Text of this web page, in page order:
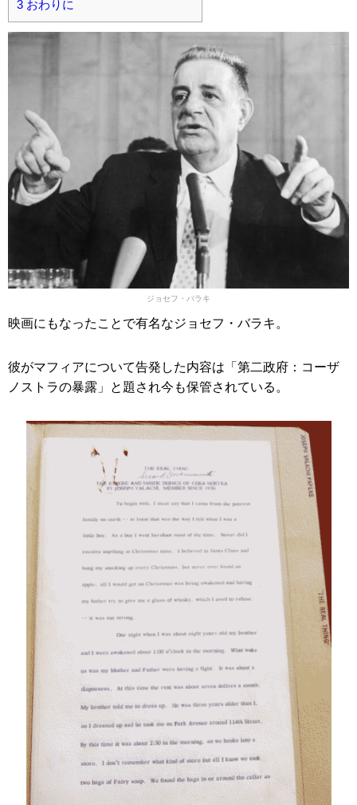
3 おわりに
ジョセフ・バラキ
映画にもなったことで有名なジョセフ・バラキ。
彼がマフィアについて告発した内容は「第二政府：コーザ
ノストラの暴露」と題され今も保管されている。